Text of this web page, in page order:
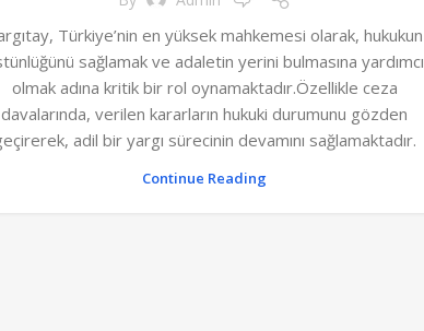
Türkiye’nin en yüksek mahkemesi olarak, hukukun
sağlamak ve adaletin yerini bulmasına yardımcı
olmak adına kritik bir rol oynamaktadır.Özellikle ceza
davalarında, verilen kararların hukuki durumunu gözden
adil bir yargı sürecinin devamını sağlamaktadır.
Continue Reading